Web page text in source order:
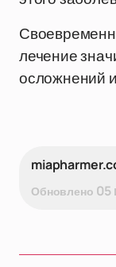
лечение
осложнений
Обновлено 05